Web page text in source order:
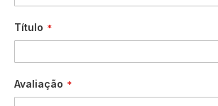
Título
Avaliação